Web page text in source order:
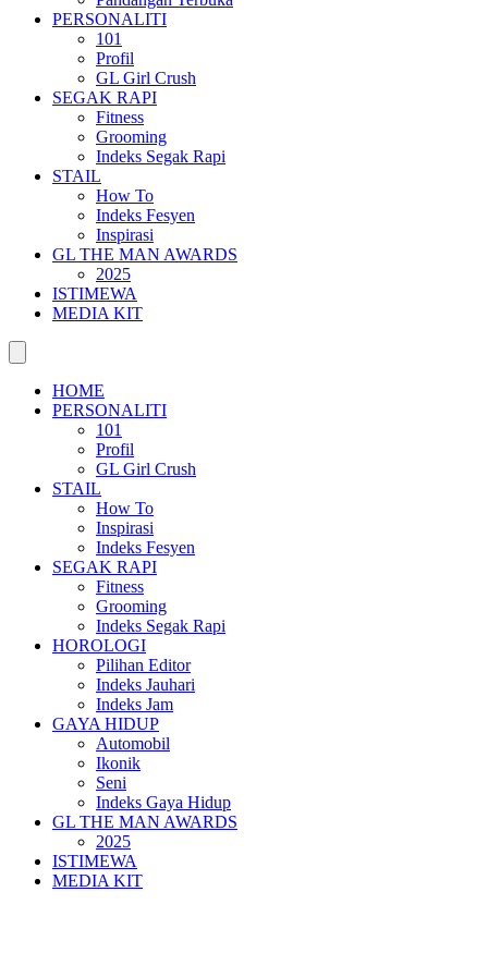
PERSONALITI
101
Profil
GL Girl Crush
SEGAK RAPI
Fitness
Grooming
Indeks Segak Rapi
STAIL
How To
Indeks Fesyen
Inspirasi
GL THE MAN AWARDS
2025
ISTIMEWA
MEDIA KIT
HOME
PERSONALITI
101
Profil
GL Girl Crush
STAIL
How To
Inspirasi
Indeks Fesyen
SEGAK RAPI
Fitness
Grooming
Indeks Segak Rapi
HOROLOGI
Pilihan Editor
Indeks Jauhari
Indeks Jam
GAYA HIDUP
Automobil
Ikonik
Seni
Indeks Gaya Hidup
GL THE MAN AWARDS
2025
ISTIMEWA
MEDIA KIT